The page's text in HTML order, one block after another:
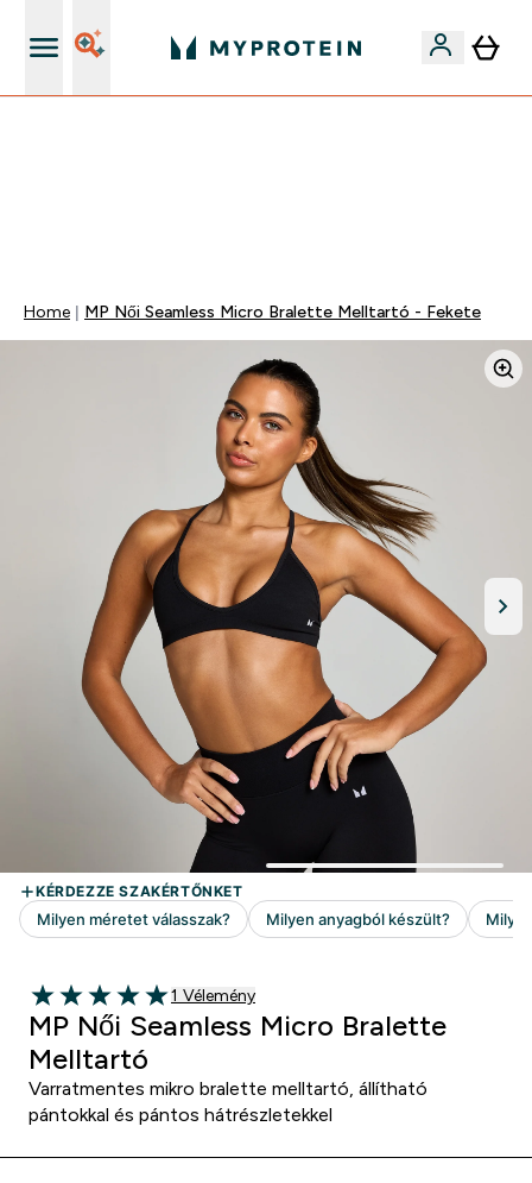
Home MP Női Seamless Micro Bralette Melltartó - Fekete
5 out of 5 stars
1 customer reviews
1 Vélemény
MP Női Seamless Micro Bralette
Melltartó
Varratmentes mikro bralette melltartó, állítható
pántokkal és pántos hátrészletekkel